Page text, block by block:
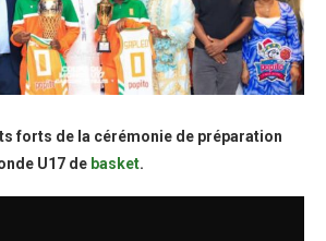
forts de la cérémonie de préparation
U17 de basket.